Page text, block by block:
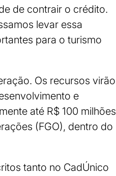
de contrair o crédito.
levar essa
para o turismo
Os recursos virão
e
até R$ 100 milhões
(FGO), dentro do
tanto no CadÚnico